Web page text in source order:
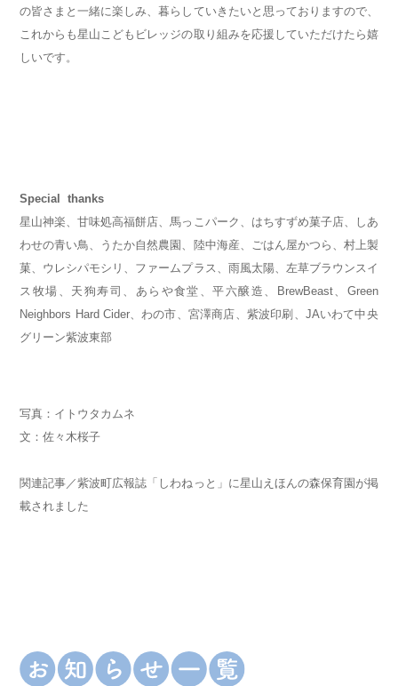
の皆さまと一緒に楽しみ、暮らしていきたいと思っておりますので、
これからも星山こどもビレッジの取り組みを応援していただけたら嬉
しいです。
Special thanks
星山神楽、甘味処高福餅店、馬っこパーク、はちすずめ菓子店、しあ
わせの青い鳥、うたか自然農園、陸中海産、ごはん屋かつら、村上製
菓、ウレシパモシリ、ファームプラス、雨風太陽、左草ブラウンスイ
ス牧場、天狗寿司、あらや食堂、平六醸造、BrewBeast、Green
Neighbors Hard Cider、わの市、宮澤商店、紫波印刷、JAいわて中央
グリーン紫波東部
写真：イトウタカムネ
文：佐々木桜子
関連記事／紫波町広報誌「しわねっと」に星山えほんの森保育園が掲
載されました